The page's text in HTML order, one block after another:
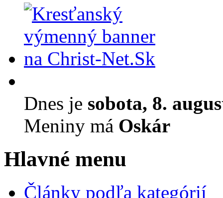
Dnes je sobota, 8.
Meniny má Oskár
Hlavné menu
Články podľa kategórií